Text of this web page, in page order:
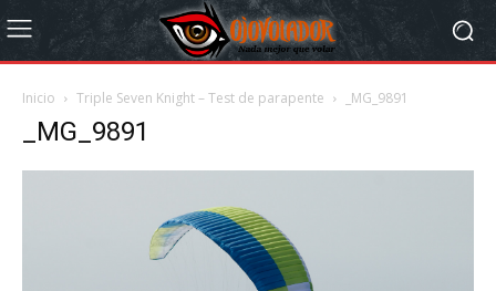
Inicio Triple Seven Knight – Test de parapente _MG_9891
_MG_9891